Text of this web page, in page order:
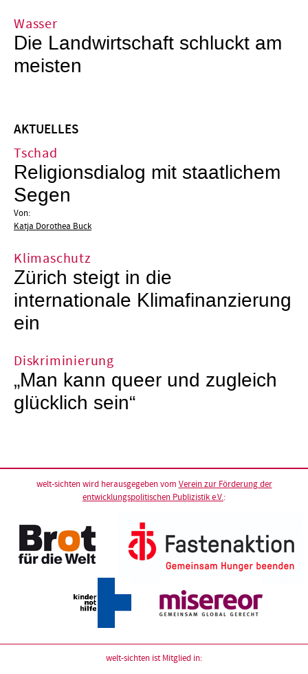
Wasser
Die Landwirtschaft schluckt am
meisten
AKTUELLES
Tschad
Religionsdialog mit staatlichem
Segen
Von:
Katja Dorothea Buck
Klimaschutz
Zürich steigt in die
internationale Klimafinanzierung
ein
Diskriminierung
„Man kann queer und zugleich
glücklich sein“
welt-sichten wird herausgegeben vom Verein zur Förderung der
entwicklungspolitischen Publizistik e.V.:
welt-sichten ist Mitglied in: